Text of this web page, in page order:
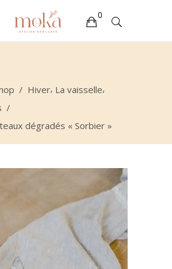
0
/ Hiver, La vaisselle,
/
dégradés « Sorbier »